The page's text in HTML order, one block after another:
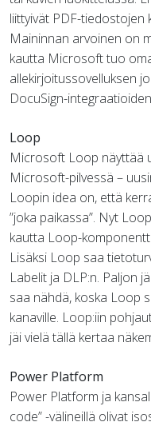
liittyivät PDF-tiedostojen
Maininnan arvoinen on
kautta Microsoft tuo
allekirjoitussovelluksen
DocuSign-
Loop
Microsoft Loop näyttää
Microsoft-pilvessä –
Loopin idea on, että
”joka paikassa”. Nyt
kautta Loop-
Lisäksi Loop saa
Labelit ja DLP:n. Paljon
saa nähdä, koska Loop
kanaville. Loop:iin
jäi vielä tällä kertaa
Power Platform
Power Platform ja
code” -välineillä olivat